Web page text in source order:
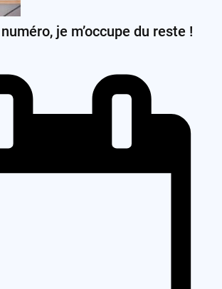
je m’occupe du reste !